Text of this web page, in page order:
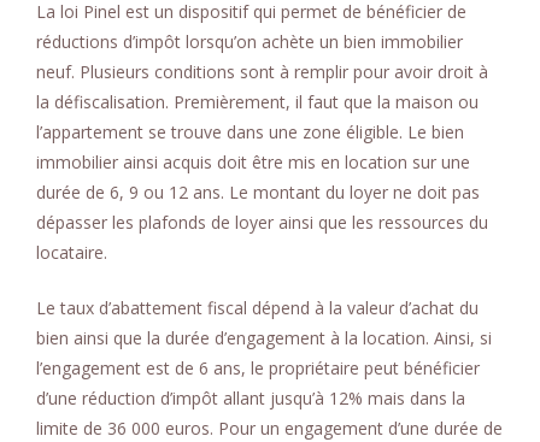
La loi Pinel est un dispositif qui permet de bénéficier de
réductions d’impôt lorsqu’on achète un bien immobilier
neuf. Plusieurs conditions sont à remplir pour avoir droit à
la défiscalisation. Premièrement, il faut que la maison ou
l’appartement se trouve dans une zone éligible. Le bien
immobilier ainsi acquis doit être mis en location sur une
durée de 6, 9 ou 12 ans. Le montant du loyer ne doit pas
dépasser les plafonds de loyer ainsi que les ressources du
locataire.
Le taux d’abattement fiscal dépend à la valeur d’achat du
bien ainsi que la durée d’engagement à la location. Ainsi, si
l’engagement est de 6 ans, le propriétaire peut bénéficier
d’une réduction d’impôt allant jusqu’à 12% mais dans la
limite de 36 000 euros. Pour un engagement d’une durée de